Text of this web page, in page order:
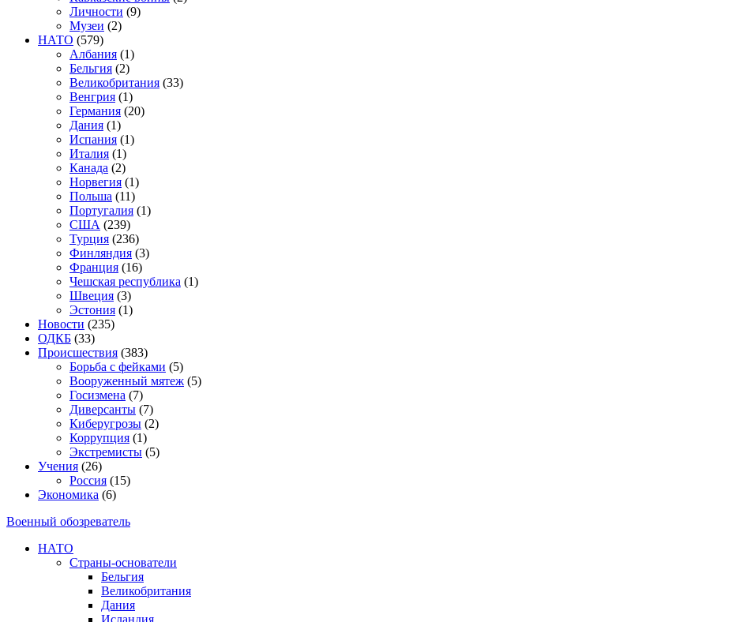
Личности (9)
Музеи (2)
НАТО (579)
Албания (1)
Бельгия (2)
Великобритания (33)
Венгрия (1)
Германия (20)
Дания (1)
Испания (1)
Италия (1)
Канада (2)
Норвегия (1)
Польша (11)
Португалия (1)
США (239)
Турция (236)
Финляндия (3)
Франция (16)
Чешская республика (1)
Швеция (3)
Эстония (1)
Новости (235)
ОДКБ (33)
Происшествия (383)
Борьба с фейками (5)
Вооруженный мятеж (5)
Госизмена (7)
Диверсанты (7)
Киберугрозы (2)
Коррупция (1)
Экстремисты (5)
Учения (26)
Россия (15)
Экономика (6)
Военный обозреватель
НАТО
Страны-основатели
Бельгия
Великобритания
Дания